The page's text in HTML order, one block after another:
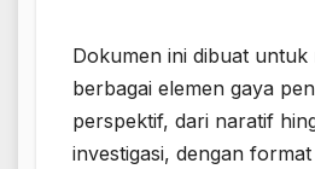
Dokumen ini dibuat
berbagai elemen gaya
perspektif, dari naratif
investigasi, dengan